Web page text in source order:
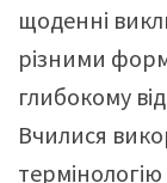
щоденні
різними
глибокому
Вчилися